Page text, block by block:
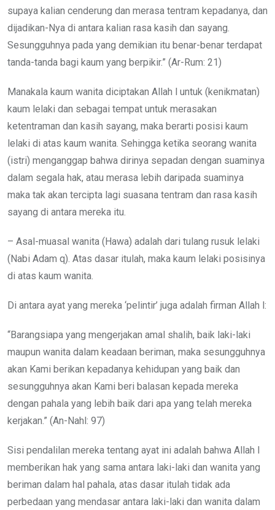
supaya kalian cenderung dan merasa tentram kepadanya, dan
dijadikan-Nya di antara kalian rasa kasih dan sayang.
Sesungguhnya pada yang demikian itu benar-benar terdapat
tanda-tanda bagi kaum yang berpikir.” (Ar-Rum: 21)
Manakala kaum wanita diciptakan Allah l untuk (kenikmatan)
kaum lelaki dan sebagai tempat untuk merasakan
ketentraman dan kasih sayang, maka berarti posisi kaum
lelaki di atas kaum wanita. Sehingga ketika seorang wanita
(istri) menganggap bahwa dirinya sepadan dengan suaminya
dalam segala hak, atau merasa lebih daripada suaminya
maka tak akan tercipta lagi suasana tentram dan rasa kasih
sayang di antara mereka itu.
– Asal-muasal wanita (Hawa) adalah dari tulang rusuk lelaki
(Nabi Adam q). Atas dasar itulah, maka kaum lelaki posisinya
di atas kaum wanita.
Di antara ayat yang mereka ‘pelintir’ juga adalah firman Allah l:
“Barangsiapa yang mengerjakan amal shalih, baik laki-laki
maupun wanita dalam keadaan beriman, maka sesungguhnya
akan Kami berikan kepadanya kehidupan yang baik dan
sesungguhnya akan Kami beri balasan kepada mereka
dengan pahala yang lebih baik dari apa yang telah mereka
kerjakan.” (An-Nahl: 97)
Sisi pendalilan mereka tentang ayat ini adalah bahwa Allah l
memberikan hak yang sama antara laki-laki dan wanita yang
beriman dalam hal pahala, atas dasar itulah tidak ada
perbedaan yang mendasar antara laki-laki dan wanita dalam